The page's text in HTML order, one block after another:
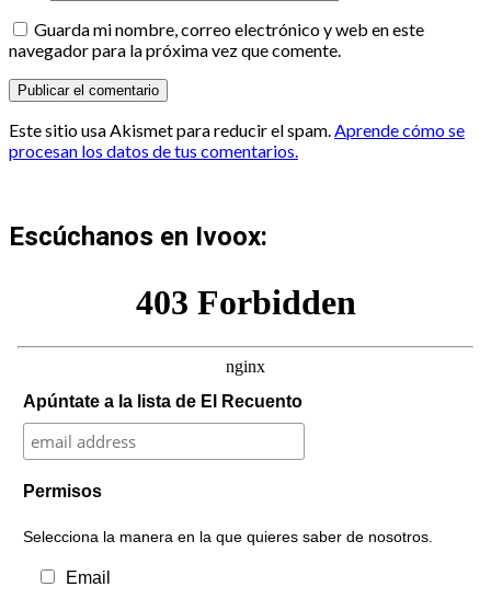
Guarda mi nombre, correo electrónico y web en este
navegador para la próxima vez que comente.
Este sitio usa Akismet para reducir el spam.Aprende cómo se
procesan los datos de tus comentarios.
Escúchanos en Ivoox:
Apúntate a la lista de El Recuento
Permisos
Selecciona la manera en la que quieres saber de nosotros.
Email